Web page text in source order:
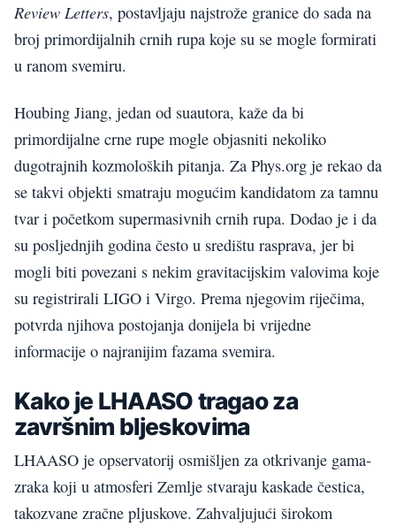
Review Letters, postavljaju najstrože granice do sada na
broj primordijalnih crnih rupa koje su se mogle formirati
u ranom svemiru.
Houbing Jiang, jedan od suautora, kaže da bi
primordijalne crne rupe mogle objasniti nekoliko
dugotrajnih kozmoloških pitanja. Za Phys.org je rekao da
se takvi objekti smatraju mogućim kandidatom za tamnu
tvar i početkom supermasivnih crnih rupa. Dodao je i da
su posljednjih godina često u središtu rasprava, jer bi
mogli biti povezani s nekim gravitacijskim valovima koje
su registrirali LIGO i Virgo. Prema njegovim riječima,
potvrda njihova postojanja donijela bi vrijedne
informacije o najranijim fazama svemira.
Kako je LHAASO tragao za
završnim bljeskovima
LHAASO je opservatorij osmišljen za otkrivanje gama-
zraka koji u atmosferi Zemlje stvaraju kaskade čestica,
takozvane zračne pljuskove. Zahvaljujući širokom